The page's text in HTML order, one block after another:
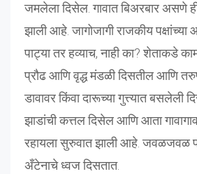
जमलेला दिसेल. गावात बिअरबार असणे ही
झाली आहे. जागोजागी राजकीय
पाट्या तर हव्याच, नाही का? शेताकडे
प्रौढ आणि वृद्ध मंडळी दिसतील आणि
डावावर किंवा दारूच्या गुत्त्यात बसलेली
झाडांची कत्तल दिसेल आणि आता
रहायला सुरुवात झाली आहे. जवळजवळ
अँटेनाचे ध्वज दिसतात.